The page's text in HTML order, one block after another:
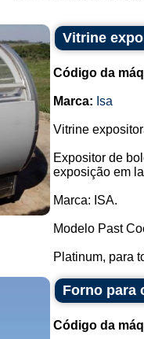
Vitrine
Código da
Marca: Isa
Vitrine
Expositor de
exposição em
Marca: ISA.
Modelo Past
Platinum, para
Forno para
Código da